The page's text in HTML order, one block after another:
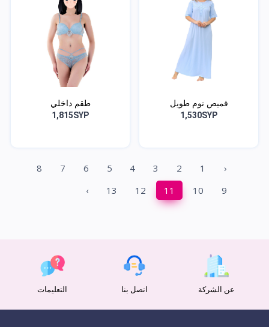
قميص نوم طويل
1,530SYP
طقم داخلي
1,815SYP
‹
1
2
3
4
5
6
7
8
9
10
11
12
13
›
عن الشركة اتصل بنا التعليمات